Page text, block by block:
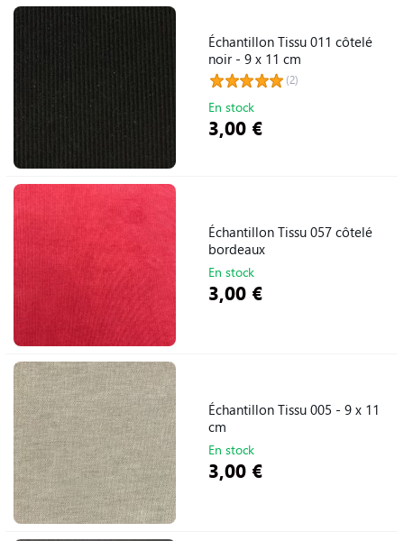
Échantillon Tissu 011 côtelé
noir - 9 x 11 cm
(2)
En stock
3,00 €
Échantillon Tissu 057 côtelé
bordeaux
En stock
3,00 €
Échantillon Tissu 005 - 9 x 11
cm
En stock
3,00 €